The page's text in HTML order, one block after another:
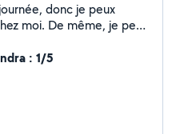
donc je peux
moi. De même, je peux
Aucun supplément.
: 1/5